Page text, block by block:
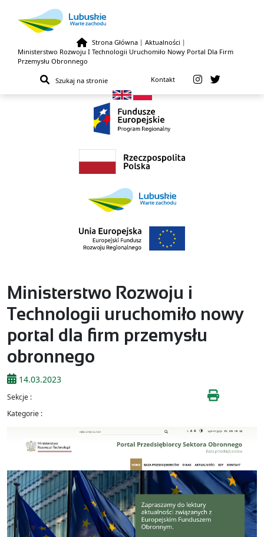
Przejdź do treści
Strona Główna | Aktualności |
Ministerstwo Rozwoju I Technologii Uruchomiło Nowy Portal Dla Firm
Przemysłu Obronnego
Kontakt
Ministerstwo Rozwoju i
Technologii uruchomiło nowy
portal dla firm przemysłu
obronnego
14.03.2023
Sekcje :
Kategorie :